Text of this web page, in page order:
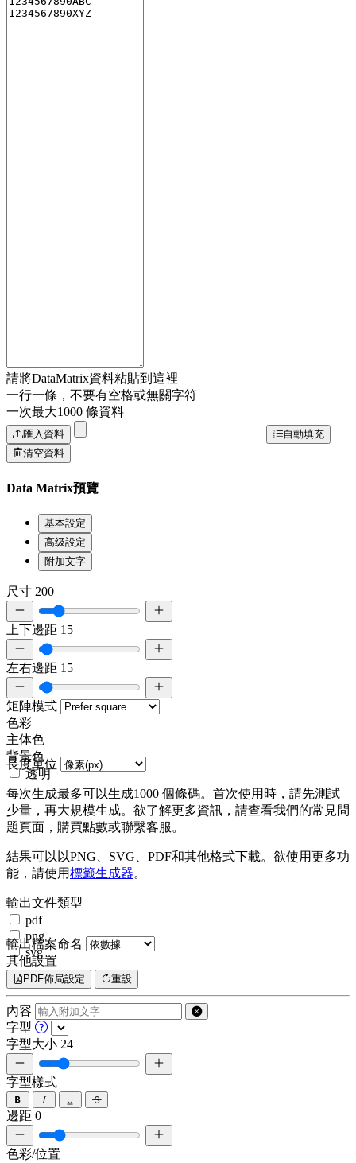
請將DataMatrix資料粘貼到這裡
一行一條，不要有空格或無關字符
一次最大1000 條資料
匯入資料
自動填充
清空資料
Data Matrix預覽
基本設定
高级設定
附加文字
尺寸 200
上下邊距 15
左右邊距 15
矩陣模式
色彩
主体色
背景色
透明
長度單位
每次生成最多可以生成1000 個條碼。首次使用時，請先測試
少量，再大規模生成。欲了解更多資訊，請查看我們的常見問
題頁面，購買點數或聯繫客服。
結果可以以PNG、SVG、PDF和其他格式下載。欲使用更多功
能，請使用標籤生成器。
輸出文件類型
pdf
png
svg
輸出檔案命名
其他設置
PDF佈局設定 重設
內容
字型
字型大小 24
字型樣式
邊距 0
色彩/位置